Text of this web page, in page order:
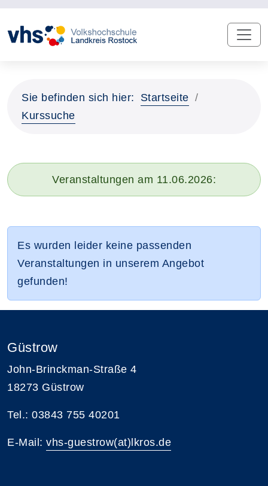
Sie befinden sich hier:
Startseite
Kurssuche
Veranstaltungen am 11.06.2026:
Es wurden leider keine passenden
Veranstaltungen in unserem Angebot
gefunden!
Güstrow
John-Brinckman-Straße 4
18273 Güstrow
Tel.: 03843 755 40201
E-Mail: vhs-guestrow(at)lkros.de